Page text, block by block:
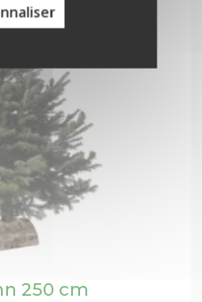
250 cm